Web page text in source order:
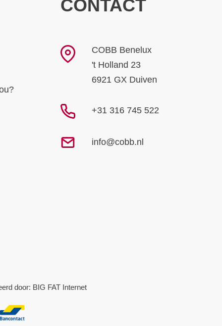
CONTACT
COBB Benelux
't Holland 23
6921 GX Duiven
+31 316 745 522
info@cobb.nl
door: BIG FAT Internet